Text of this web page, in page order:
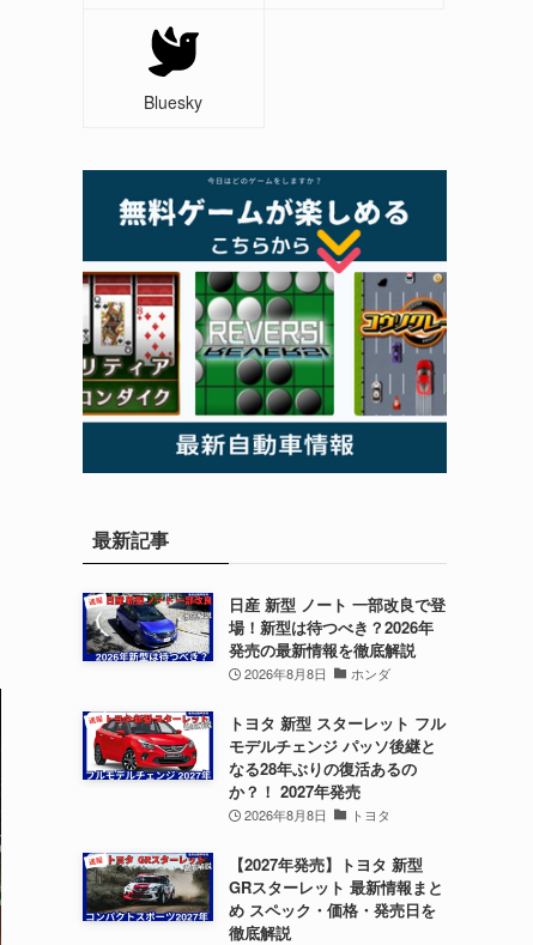
Bluesky
最新記事
日産 新型 ノート 一部改良で登
場！新型は待つべき？2026年
発売の最新情報を徹底解説
2026年8月8日 ホンダ
トヨタ 新型 スターレット フル
モデルチェンジ パッソ後継と
なる28年ぶりの復活あるの
か？！ 2027年発売
2026年8月8日 トヨタ
【2027年発売】トヨタ 新型
GRスターレット 最新情報まと
め スペック・価格・発売日を
徹底解説